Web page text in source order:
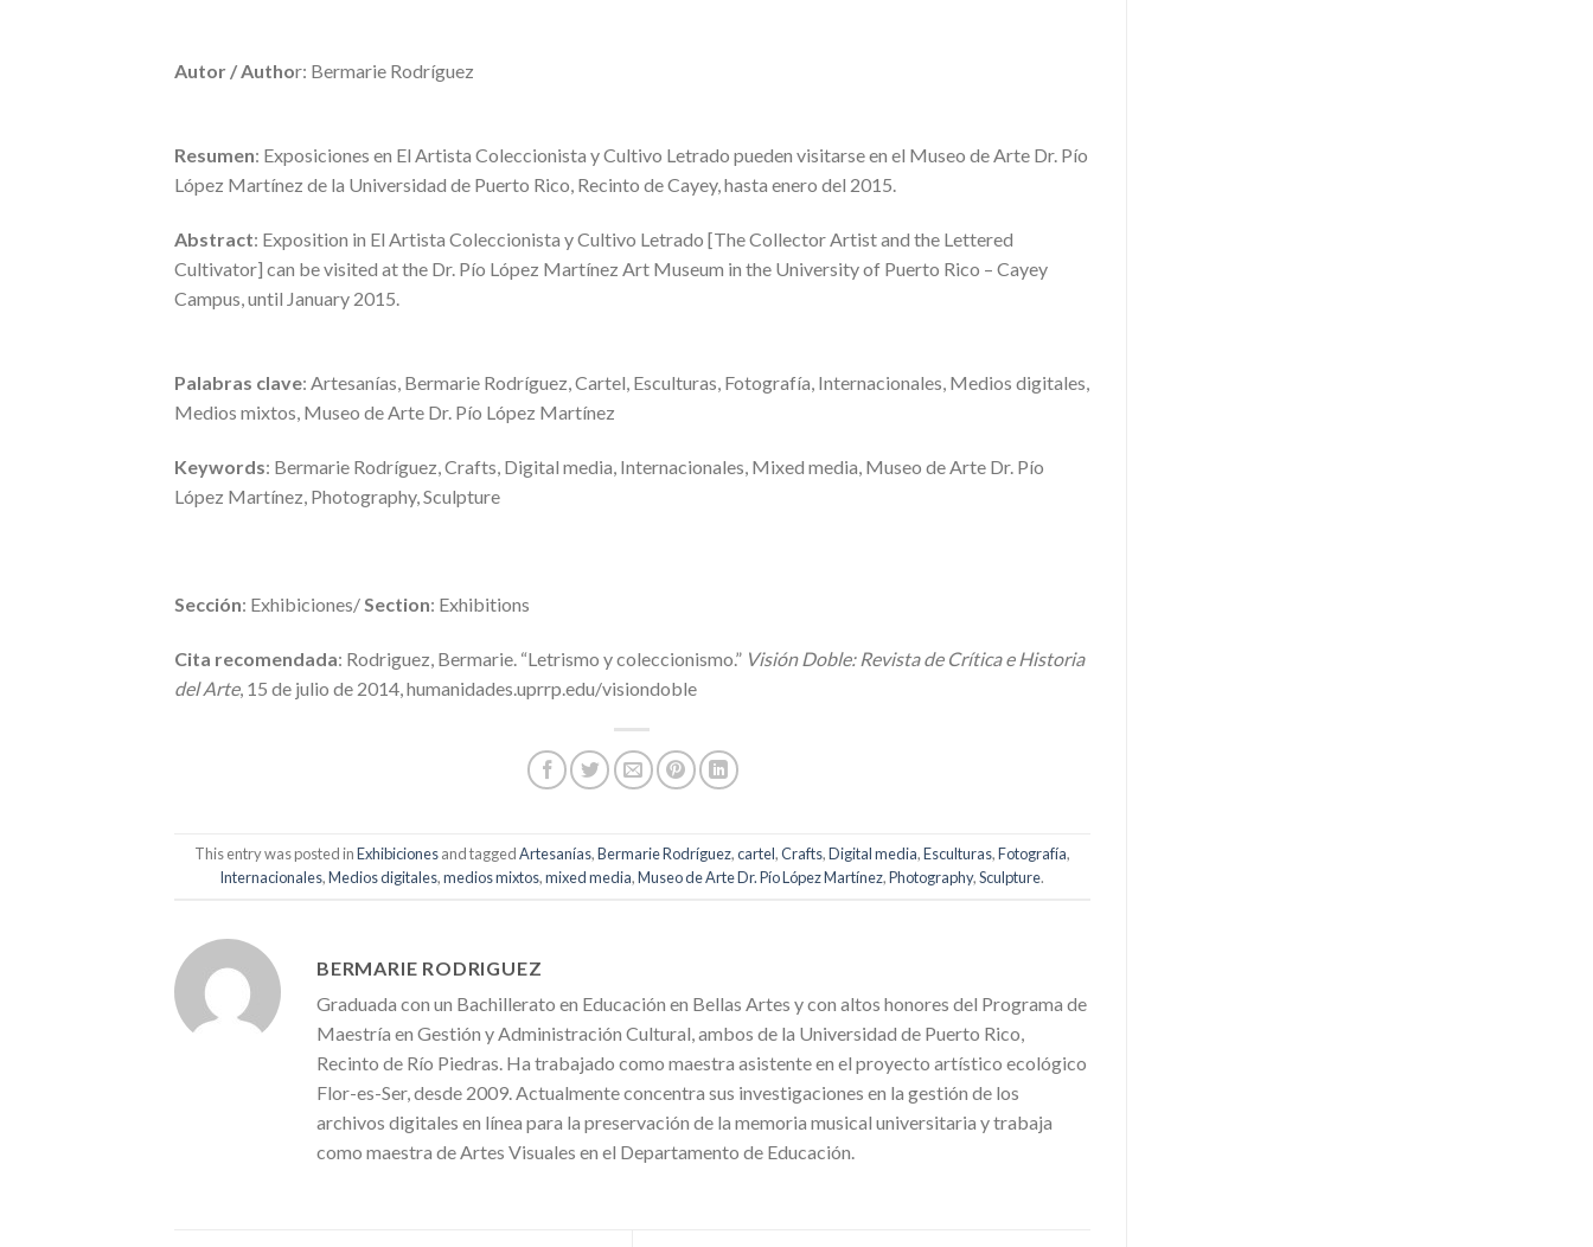
Autor / Author: Bermarie Rodríguez
Resumen: Exposiciones en El Artista Coleccionista y Cultivo Letrado pueden visitarse en el Museo de Arte Dr. Pío
López Martínez de la Universidad de Puerto Rico, Recinto de Cayey, hasta enero del 2015.
Abstract: Exposition in El Artista Coleccionista y Cultivo Letrado [The Collector Artist and the Lettered
Cultivator] can be visited at the Dr. Pío López Martínez Art Museum in the University of Puerto Rico – Cayey
Campus, until January 2015.
Palabras clave: Artesanías, Bermarie Rodríguez, Cartel, Esculturas, Fotografía, Internacionales, Medios digitales,
Medios mixtos, Museo de Arte Dr. Pío López Martínez
Keywords: Bermarie Rodríguez, Crafts, Digital media, Internacionales, Mixed media, Museo de Arte Dr. Pío
López Martínez, Photography, Sculpture
Sección: Exhibiciones/Section: Exhibitions
Cita recomendada: Rodriguez, Bermarie. “Letrismo y coleccionismo.” Visión Doble: Revista de Crítica e Historia
del Arte, 15 de julio de 2014, humanidades.uprrp.edu/visiondoble
This entry was posted inExhibicionesand taggedArtesanías,Bermarie Rodríguez,cartel,Crafts,Digital media,Esculturas,Fotografía,
Internacionales,Medios digitales,medios mixtos,mixed media,Museo de Arte Dr. Pío López Martínez,Photography,Sculpture.
BERMARIE RODRIGUEZ
Graduada con un Bachillerato en Educación en Bellas Artes y con altos honores del Programa de
Maestría en Gestión y Administración Cultural, ambos de la Universidad de Puerto Rico,
Recinto de Río Piedras. Ha trabajado como maestra asistente en el proyecto artístico ecológico
Flor-es-Ser, desde 2009. Actualmente concentra sus investigaciones en la gestión de los
archivos digitales en línea para la preservación de la memoria musical universitaria y trabaja
como maestra de Artes Visuales en el Departamento de Educación.